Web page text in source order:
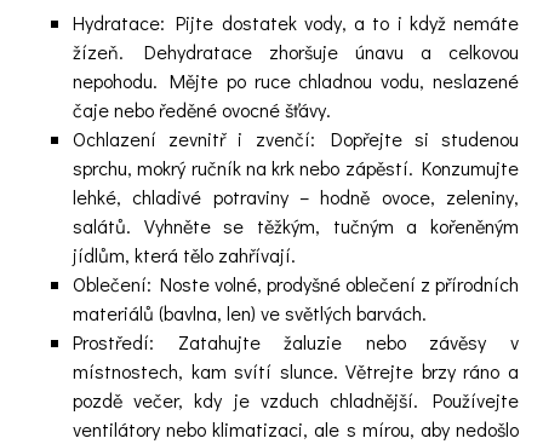
Hydratace: Pijte dostatek vody, a to i když nemáte
žízeň. Dehydratace zhoršuje únavu a celkovou
nepohodu. Mějte po ruce chladnou vodu, neslazené
čaje nebo ředěné ovocné šťávy.
Ochlazení zevnitř i zvenčí: Dopřejte si studenou
sprchu, mokrý ručník na krk nebo zápěstí. Konzumujte
lehké, chladivé potraviny – hodně ovoce, zeleniny,
salátů. Vyhněte se těžkým, tučným a kořeněným
jídlům, která tělo zahřívají.
Oblečení: Noste volné, prodyšné oblečení z přírodních
materiálů (bavlna, len) ve světlých barvách.
Prostředí: Zatahujte žaluzie nebo závěsy v
místnostech, kam svítí slunce. Větrejte brzy ráno a
pozdě večer, kdy je vzduch chladnější. Používejte
ventilátory nebo klimatizaci, ale s mírou, aby nedošlo